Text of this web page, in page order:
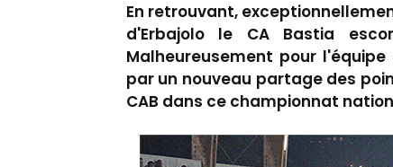
En retrouvant,
d'Erbajolo le CA Bastia
Malheureusement pour
par un nouveau partage des
CAB dans ce championnat